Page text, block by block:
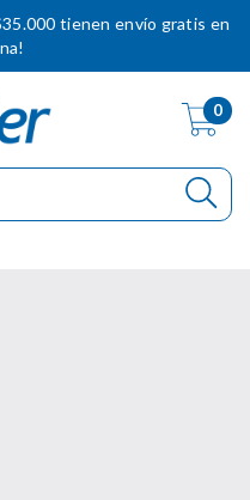
tienen envío gratis en
0